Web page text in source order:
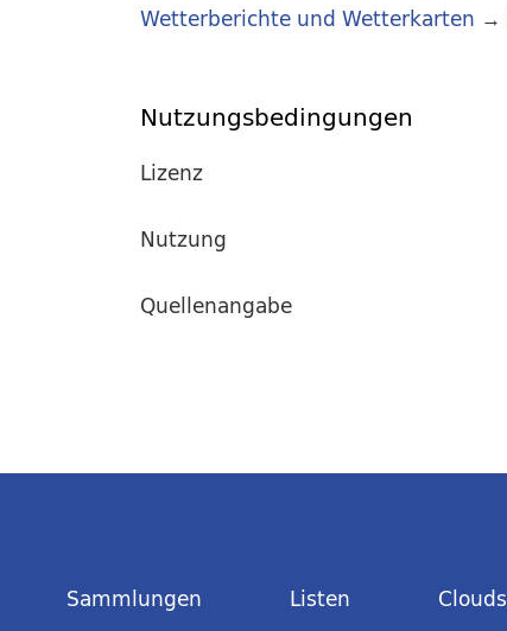
Wetterberichte und Wetterkarten →
Nutzungsbedingungen
Lizenz
Nutzung
Quellenangabe
Sammlungen Listen Clouds